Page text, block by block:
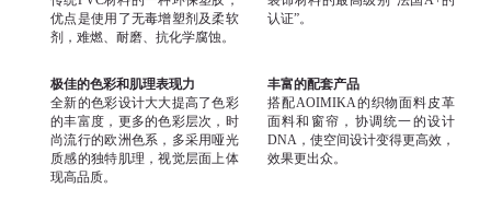
优点是使用了无毒增塑剂及柔软
剂，难燃、耐磨、抗化学腐蚀。
认证”。
极佳的色彩和肌理表现力
全新的色彩设计大大提高了色彩
的丰富度，更多的色彩层次，时
尚流行的欧洲色系，多采用哑光
质感的独特肌理，视觉层面上体
现高品质。
丰富的配套产品
搭配AOIMIKA的织物面料皮革
面料和窗帘，协调统一的设计
DNA，使空间设计变得更高效，
效果更出众。